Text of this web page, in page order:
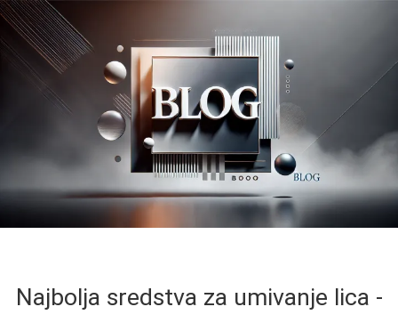
Najbolja sredstva za umivanje lica -